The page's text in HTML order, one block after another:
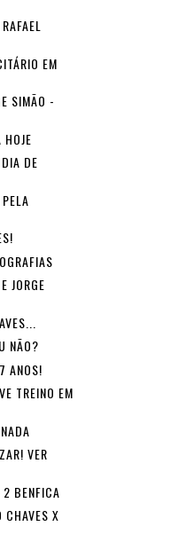
EM
SIMÃO -
DE
JORGE
NÃO?
ANOS!
TREINO EM
VER
BENFICA
CHAVES X